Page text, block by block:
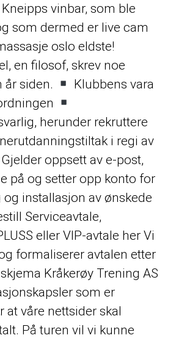
vinbar, som ble
som dermed er live cam
oslo eldste!
en filosof, skrev noe
år siden.
Klubbens vara
herunder rekruttere
i regi av
oppsett av e-post,
på og setter opp konto for
installasjon av ønskede
Serviceavtale,
eller VIP-avtale her Vi
formaliserer avtalen etter
Kråkerøy Trening AS
som er
at våre nettsider skal
På turen vil vi kunne